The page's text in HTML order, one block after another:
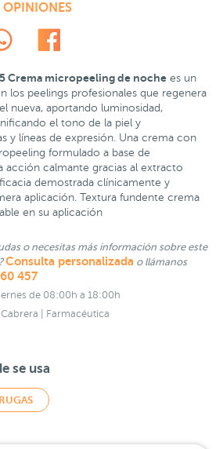
OPINIONES
Crema micropeeling de noche es un
los peelings profesionales que regenera
nueva, aportando luminosidad,
el tono de la piel y
y líneas de expresión. Una crema con
formulado a base de
acción calmante gracias al extracto
demostrada clínicamente y
aplicación. Textura fundente crema
en su aplicación
o necesitas más información sobre este
Consulta personalizada o llámanos
457
de 08:00h a 18:00h
| Farmacéutica
se usa